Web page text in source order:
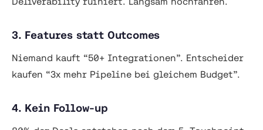
3. Features statt Outcomes
Niemand kauft “50+ Integrationen”. Entscheider
kaufen “3x mehr Pipeline bei gleichem Budget”.
4. Kein Follow-up